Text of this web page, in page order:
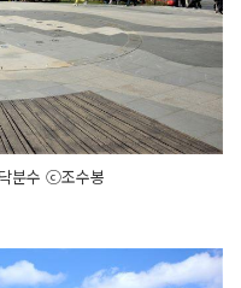
분수 ⓒ조수봉